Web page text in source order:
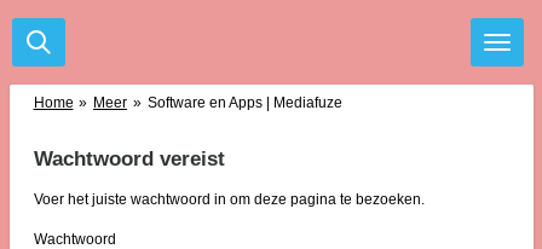
Ga
direct
Home » Meer » Software en Apps | Mediafuze
Wachtwoord vereist
Voer het juiste wachtwoord in om deze pagina te bezoeken.
Wachtwoord